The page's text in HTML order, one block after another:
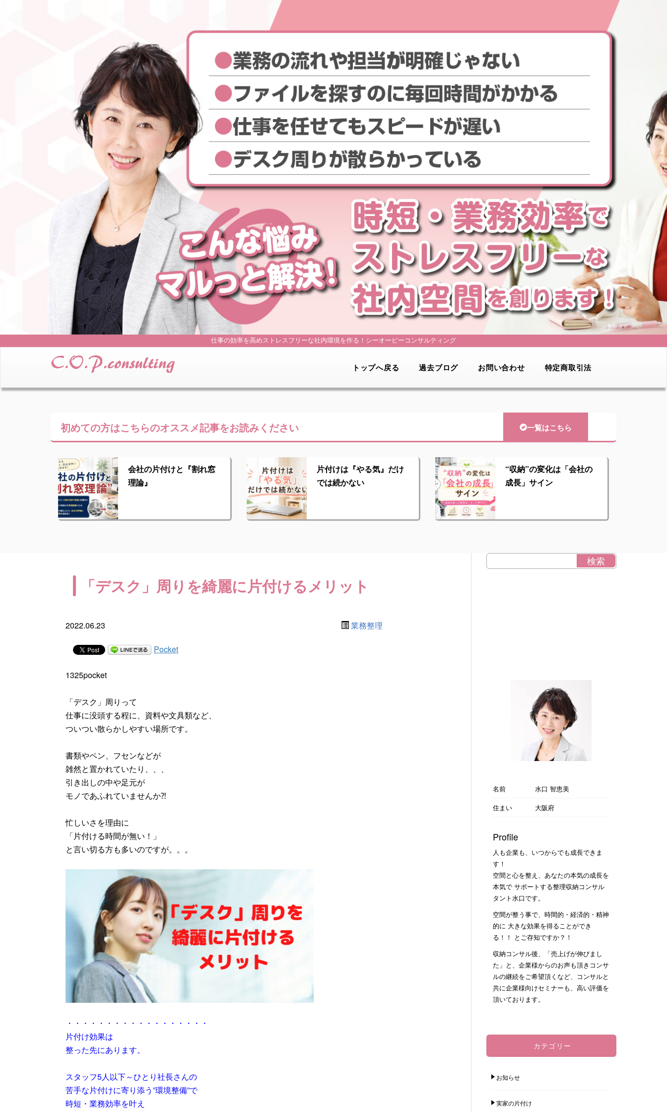
仕事の効率を高めストレスフリーな社内環境を作る！ シーオーピーコンサルティング
トップへ戻る 過去ブログ お問い合わせ 特定商取引法
初めての方はこちらのオススメ記事をお読みください 一覧はこちら
会社の片付けと『割れ窓
理論』
片付けは『やる気』だけ
では続かない
“収納”の変化は「会社の
成長」サイン
「デスク」周りを綺麗に片付けるメリット
2022.06.23 業務整理
Pocket
1325pocket
「デスク」周りって
仕事に没頭する程に、資料や文具類など、
ついつい散らかしやすい場所です。
書類やペン、フセンなどが
雑然と置かれていたり、、、
引き出しの中や足元が
モノであふれていませんか⁈
忙しいさを理由に
「片付ける時間が無い！」
と言い切る方も多いのですが。。。
・・・・・・・・・・・・・・・・・・
片付け効果は
整った先にあります。
スタッフ5人以下～ひとり社長さんの
苦手な片付けに寄り添う”環境整備”で
時短・業務効率を叶え
名前
水口 智恵美
住まい
大阪府
Profile
人も企業も、いつからでも成長できま
す！
空間と心を整え、あなたの本気の成長を
本気で サポートする整理収納コンサル
タント水口です。
空間が整う事で、時間的・経済的・精神
的に 大きな効果を得ることができ
る！！ とご存知ですか？！
収納コンサル後、「売上げが伸びまし
た」と、企業様からのお声も頂きコンサ
ルの継続をご希望頂くなど、コンサルと
共に企業様向けセミナーも、高い評価を
頂いております。
カテゴリー
お知らせ
実家の片付け